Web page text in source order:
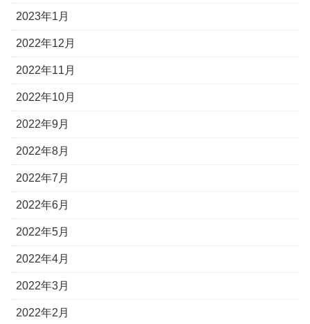
2023年1月
2022年12月
2022年11月
2022年10月
2022年9月
2022年8月
2022年7月
2022年6月
2022年5月
2022年4月
2022年3月
2022年2月